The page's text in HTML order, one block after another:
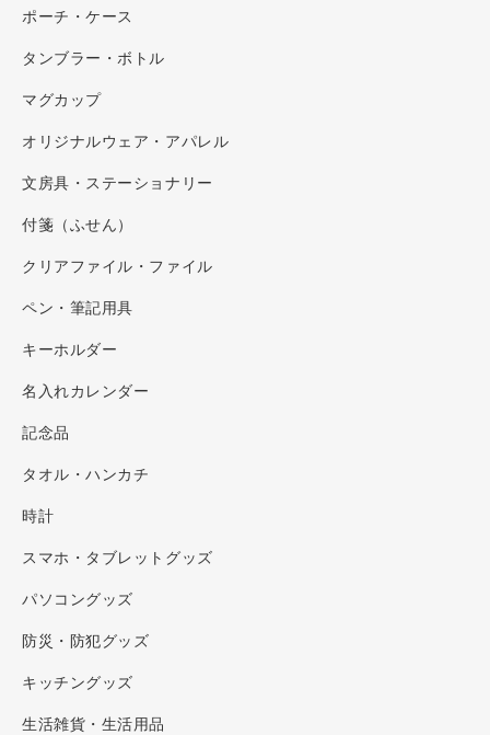
ポーチ・ケース
タンブラー・ボトル
マグカップ
オリジナルウェア・アパレル
文房具・ステーショナリー
付箋（ふせん）
クリアファイル・ファイル
ペン・筆記用具
キーホルダー
名入れカレンダー
記念品
タオル・ハンカチ
時計
スマホ・タブレットグッズ
パソコングッズ
防災・防犯グッズ
キッチングッズ
生活雑貨・生活用品